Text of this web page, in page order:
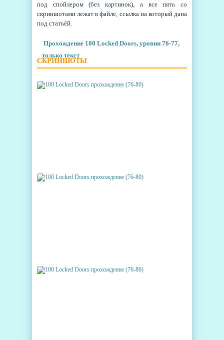
под спойлером (без картинок), а все пять со
скриншотами лежат в файле, ссылка на который дана
под статьёй.
Прохождение 100 Locked Doors, уровни 76-77,
только текст
СКРИНШОТЫ